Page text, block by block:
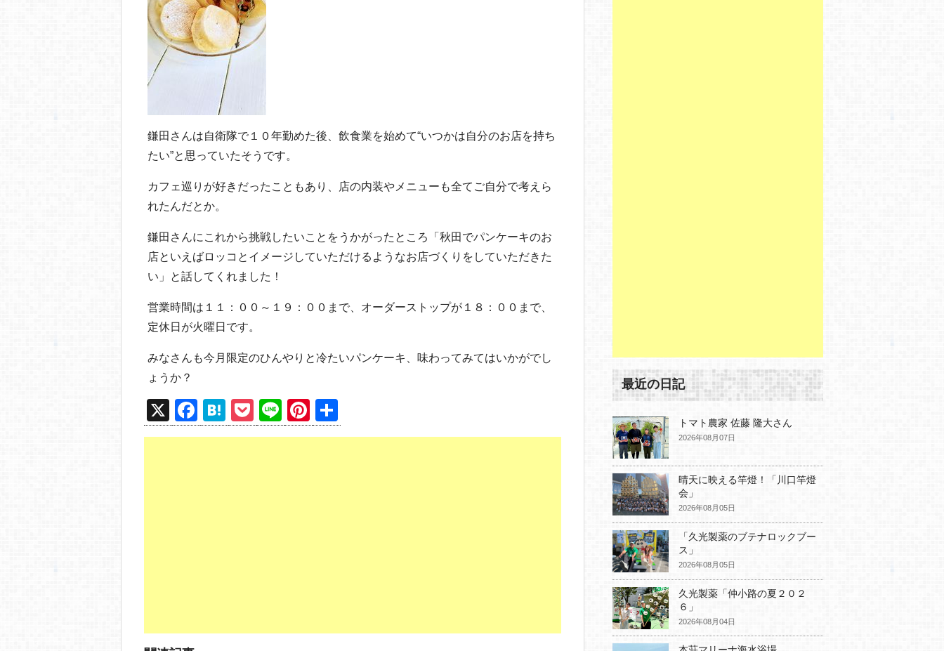
鎌田さんは自衛隊で１０年勤めた後、飲食業を始めて“いつかは自分のお店を持ち
たい”と思っていたそうです。
カフェ巡りが好きだったこともあり、店の内装やメニューも全てご自分で考えら
れたんだとか。
鎌田さんにこれから挑戦したいことをうかがったところ「秋田でパンケーキのお
店といえばロッコとイメージしていただけるようなお店づくりをしていただきた
い」と話してくれました！
営業時間は１１：００～１９：００まで、オーダーストップが１８：００まで、
定休日が火曜日です。
みなさんも今月限定のひんやりと冷たいパンケーキ、味わってみてはいかがでし
ょうか？
X
F
a
H
at
P
o
Li
n
Pi
nt 有
最近の日記
トマト農家 佐藤 隆大さん
2026年08月07日
晴天に映える竿燈！「川口竿燈
会」
2026年08月05日
「久光製薬のブテナロックブー
ス」
2026年08月05日
久光製薬「仲小路の夏２０２
６」
2026年08月04日